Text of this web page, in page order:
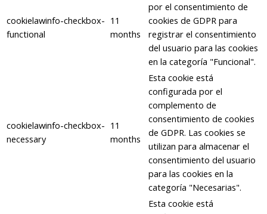
cookielawinfo-checkbox-
functional
11
months
por el consentimiento de
cookies de GDPR para
registrar el consentimiento
del usuario para las cookies
en la categoría "Funcional".
cookielawinfo-checkbox-
necessary
11
months
Esta cookie está
configurada por el
complemento de
consentimiento de cookies
de GDPR. Las cookies se
utilizan para almacenar el
consentimiento del usuario
para las cookies en la
categoría "Necesarias".
Esta cookie está